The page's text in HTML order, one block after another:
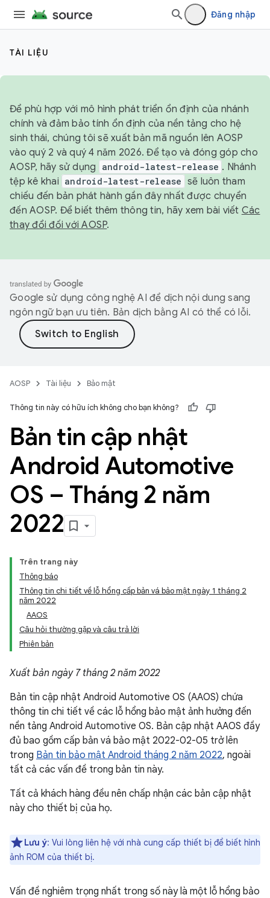
Đăng nhập
TÀI LIỆU
Để phù hợp với mô hình phát triển ổn định của nhánh
chính và đảm bảo tính ổn định của nền tảng cho hệ
sinh thái, chúng tôi sẽ xuất bản mã nguồn lên AOSP
vào quý 2 và quý 4 năm 2026. Để tạo và đóng góp cho
AOSP, hãy sử dụng
android-latest-release . Nhánh
tệp kê khai android-latest-release sẽ luôn tham
chiếu đến bản phát hành gần đây nhất được chuyển
đến AOSP. Để biết thêm thông tin, hãy xem bài viết Các
thay đổi đối với AOSP.
Google sử dụng công nghệ AI để dịch nội dung sang
ngôn ngữ bạn ưu tiên. Bản dịch bằng AI có thể có lỗi.
AOSP Tài liệu Bảo mật
Thông tin này có hữu ích không cho bạn không?
Bản tin cập nhật
Android Automotive
OS – Tháng 2 năm
2022
Trên trang này
Thông báo
Thông tin chi tiết về lỗ hổng cấp bản vá bảo mật ngày 1 tháng 2
năm 2022
AAOS
Câu hỏi thường gặp và câu trả lời
Phiên bản
Xuất bản ngày 7 tháng 2 năm 2022
Bản tin cập nhật Android Automotive OS (AAOS) chứa
thông tin chi tiết về các lỗ hổng bảo mật ảnh hưởng đến
nền tảng Android Automotive OS. Bản cập nhật AAOS đầy
đủ bao gồm cấp bản vá bảo mật 2022-02-05 trở lên
trong Bản tin bảo mật Android tháng 2 năm 2022, ngoài
tất cả các vấn đề trong bản tin này.
Tất cả khách hàng đều nên chấp nhận các bản cập nhật
này cho thiết bị của họ.
Lưu ý: Vui lòng liên hệ với nhà cung cấp thiết bị để biết hình
ảnh ROM của thiết bị.
Vấn đề nghiêm trọng nhất trong số này là một lỗ hổng bảo